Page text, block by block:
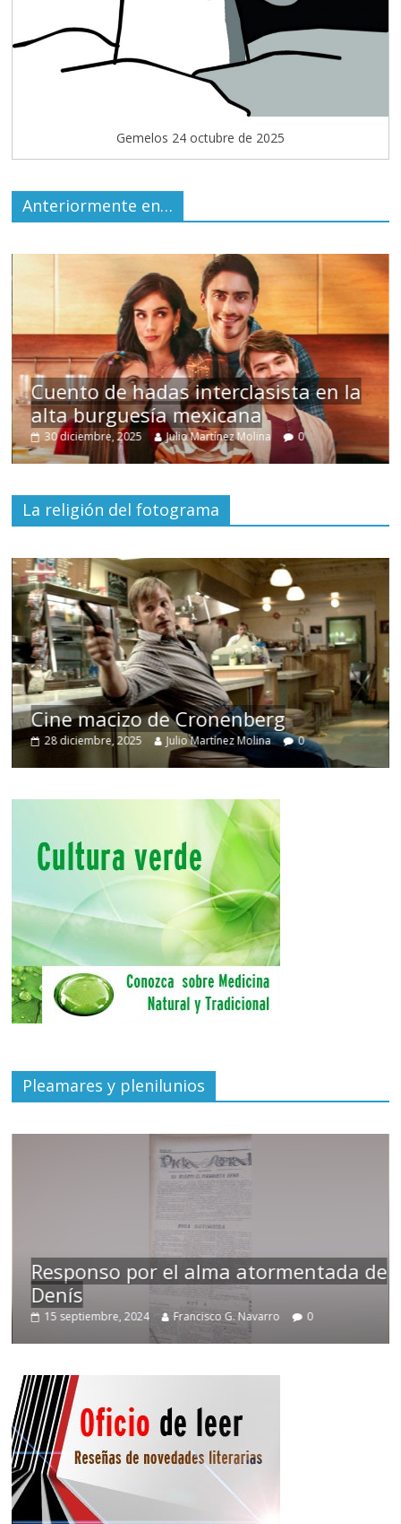
Gemelos 24 octubre de 2025
Anteriormente en…
Cuento de hadas interclasista en la
alta burguesía mexicana
30 diciembre, 2025 Julio Martínez Molina 0
La religión del fotograma
Cine macizo de Cronenberg
28 diciembre, 2025 Julio Martínez Molina 0
Pleamares y plenilunios
Responso por el alma atormentada de
Denís
15 septiembre, 2024 Francisco G. Navarro 0